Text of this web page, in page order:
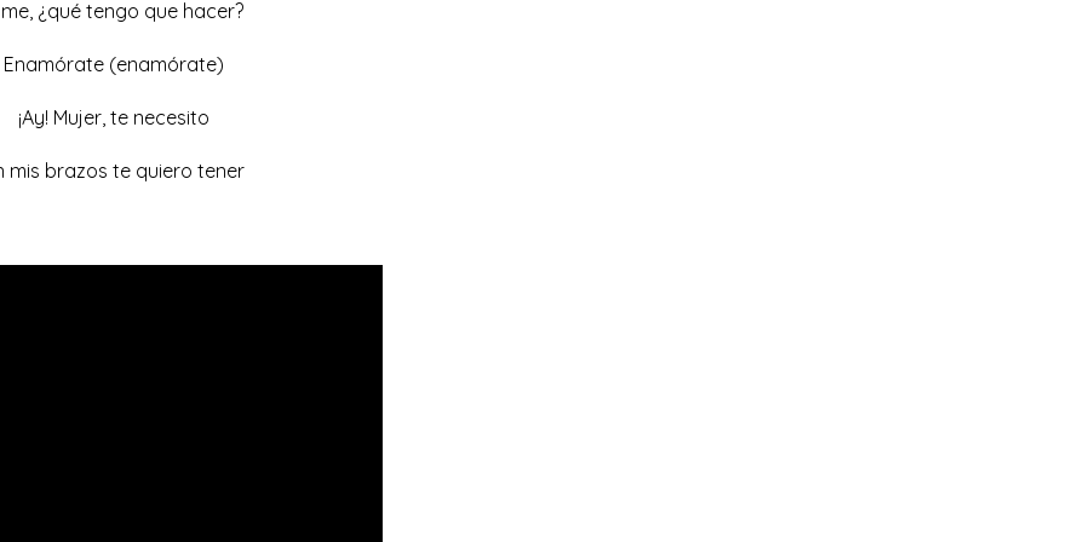
¿qué tengo que hacer?
Enamórate (enamórate)
¡Ay! Mujer, te necesito
mis brazos te quiero tener